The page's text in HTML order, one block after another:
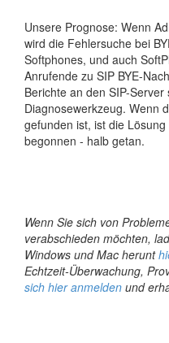
Unsere Prognose: Wenn
wird die Fehlersuche bei
Softphones, und auch
Anrufende zu SIP BYE-
Berichte an den SIP-
Diagnosewerkzeug. Wenn
gefunden ist, ist die
begonnen - halb getan.
Wenn Sie sich von
verabschieden möchten,
Windows und Mac herunt
Echtzeit-Überwachung,
sich hier anmelden und